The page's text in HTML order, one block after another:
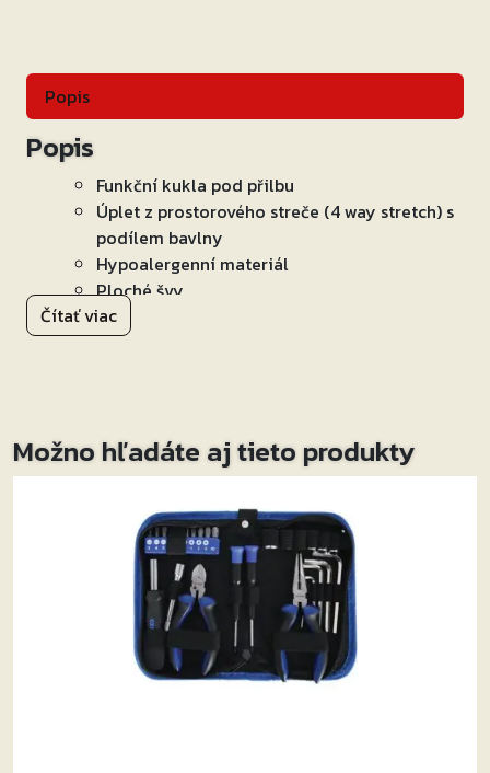
Popis
Popis
Funkční kukla pod přilbu
Úplet z prostorového streče (4 way stretch) s
podílem bavlny
Hypoalergenní materiál
Ploché švy
Čítať viac
Možno hľadáte aj tieto produkty